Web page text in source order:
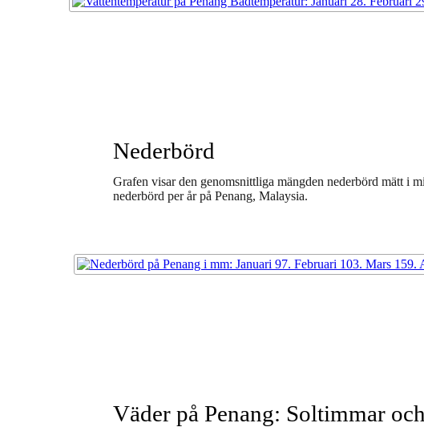
Nederbörd
Grafen visar den genomsnittliga mängden nederbörd mätt i
nederbörd per år på Penang, Malaysia.
Väder på Penang: Soltimmar